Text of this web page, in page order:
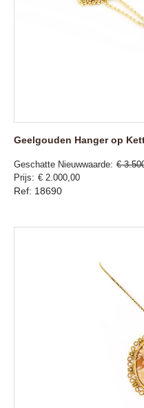
Geelgouden Hanger op
Geschatte Nieuwwaarde €
Prijs
€ 2.000,00
Ref: 18690